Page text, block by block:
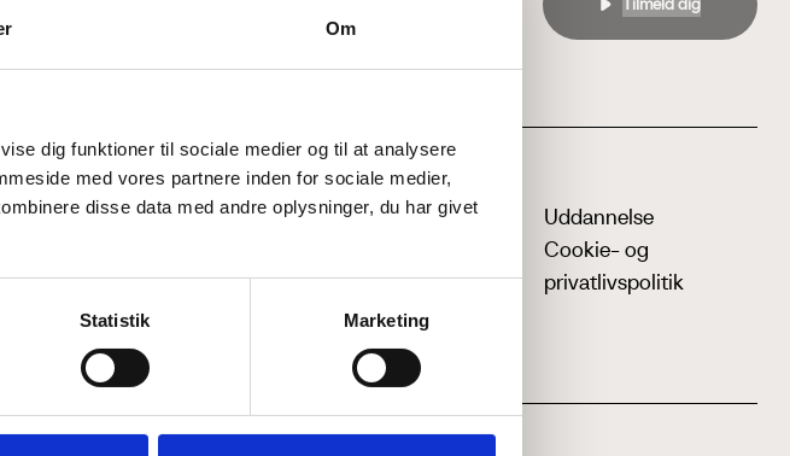
Om
dig funktioner til sociale medier og til at analysere
med vores partnere inden for sociale medier,
disse data med andre oplysninger, du har givet
Statistik Marketing
Analyser
ABCepos
Podcast
Uddannelse
Cookie- og
privatlivspolitik